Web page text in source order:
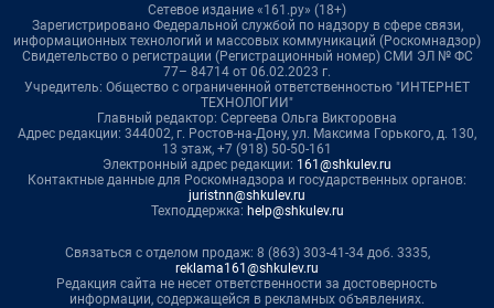
Сетевое издание «161.ру» (18+)
Зарегистрировано Федеральной службой по надзору в сфере связи,
информационных технологий и массовых коммуникаций (Роскомнадзор)
Свидетельство о регистрации (Регистрационный номер) СМИ ЭЛ № ФС
77– 84714 от 06.02.2023 г.
Учредитель: Общество с ограниченной ответственностью "ИНТЕРНЕТ
ТЕХНОЛОГИИ"
Главный редактор: Сергеева Ольга Викторовна
Адрес редакции: 344002, г. Ростов-на-Дону, ул. Максима Горького, д. 130,
13 этаж, +7 (918) 50-50-161
Электронный адрес редакции: 161@shkulev.ru
Контактные данные для Роскомнадзора и государственных органов:
juristnn@shkulev.ru
Техподдержка: help@shkulev.ru
Связаться с отделом продаж: 8 (863) 303-41-34 доб. 3335,
reklama161@shkulev.ru
Редакция сайта не несет ответственности за достоверность
информации, содержащейся в рекламных объявлениях.